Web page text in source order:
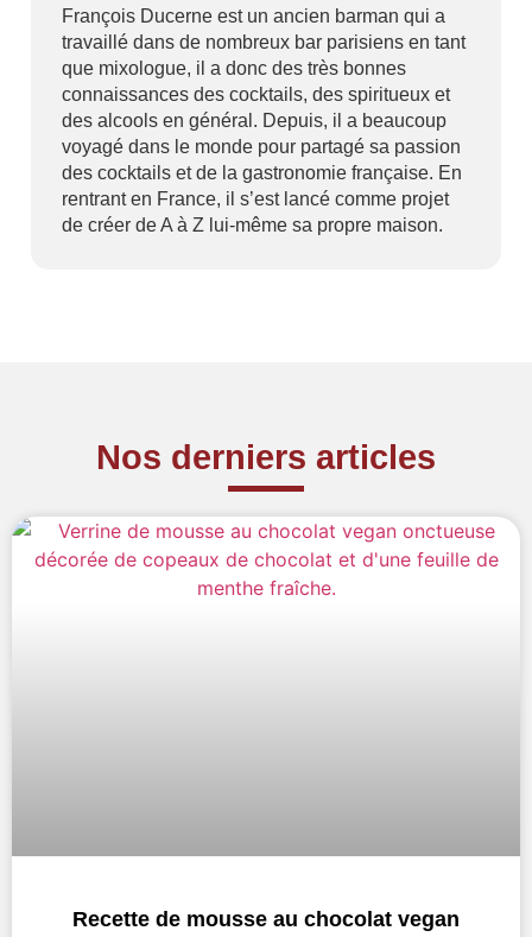
François Ducerne est un ancien barman qui a
travaillé dans de nombreux bar parisiens en tant
que mixologue, il a donc des très bonnes
connaissances des cocktails, des spiritueux et
des alcools en général. Depuis, il a beaucoup
voyagé dans le monde pour partagé sa passion
des cocktails et de la gastronomie française. En
rentrant en France, il s’est lancé comme projet
de créer de A à Z lui-même sa propre maison.
Nos derniers articles
Recette de mousse au chocolat vegan